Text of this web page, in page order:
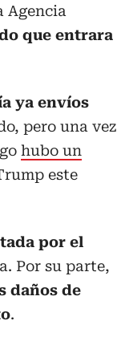
Agencia
que entrara
ya envíos
pero una vez
hubo un
este
por el
Por su parte,
daños de
.